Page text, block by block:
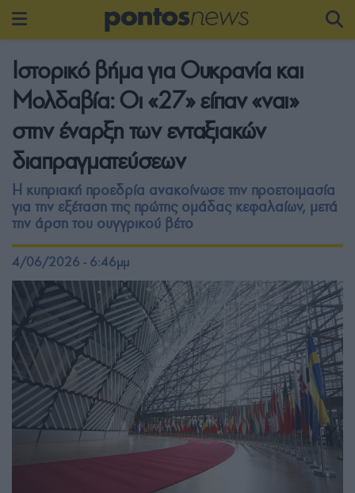
Ιστορικό βήμα για Ουκρανία και
Μολδαβία: Οι «27» είπαν «ναι»
στην έναρξη των ενταξιακών
διαπραγματεύσεων
Η κυπριακή προεδρία ανακοίνωσε την προετοιμασία
για την εξέταση της πρώτης ομάδας κεφαλαίων, μετά
την άρση του ουγγρικού βέτο
4/06/2026 - 6:46μμ